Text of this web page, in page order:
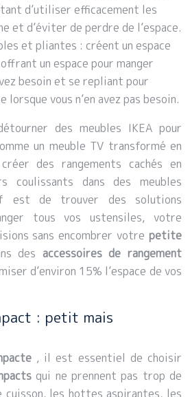
d’utiliser efficacement les
et d’éviter de perdre de l’espace.
et pliantes : créent un espace
un espace pour manger
besoin et se repliant pour
lorsque vous n’en avez pas besoin.
des meubles IKEA pour
un meuble TV transformé en
des rangements cachés en
coulissants dans des meubles
est de trouver des solutions
tous vos ustensiles, votre
sans encombrer votre petite
des accessoires de rangement
d’environ 15% l’espace de vos
: petit mais
, il est essentiel de choisir
qui ne prennent pas trop de
cuisson, les hottes aspirantes, les